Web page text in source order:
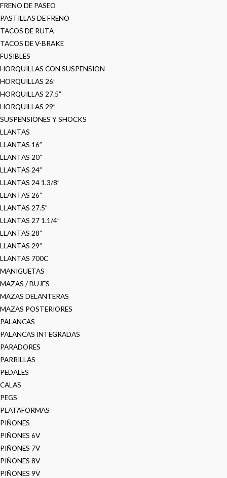
FRENO DE PASEO
PASTILLAS DE FRENO
TACOS DE RUTA
TACOS DE V-BRAKE
FUSIBLES
HORQUILLAS CON SUSPENSION
HORQUILLAS 26”
HORQUILLAS 27.5”
HORQUILLAS 29”
SUSPENSIONES Y SHOCKS
LLANTAS
LLANTAS 16”
LLANTAS 20”
LLANTAS 24”
LLANTAS 24 1.3/8”
LLANTAS 26”
LLANTAS 27.5”
LLANTAS 27 1.1/4”
LLANTAS 28”
LLANTAS 29”
LLANTAS 700C
MANIGUETAS
MAZAS / BUJES
MAZAS DELANTERAS
MAZAS POSTERIORES
PALANCAS
PALANCAS INTEGRADAS
PARADORES
PARRILLAS
PEDALES
CALAS
PEGS
PLATAFORMAS
PIÑONES
PIÑONES 6V
PIÑONES 7V
PIÑONES 8V
PIÑONES 9V